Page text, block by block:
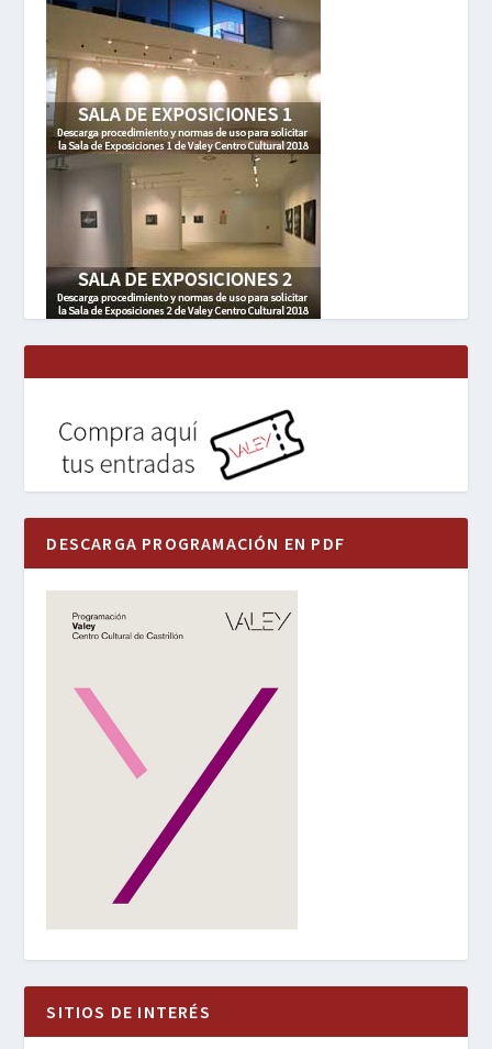
DESCARGA PROGRAMACIÓN EN PDF
SITIOS DE INTERÉS